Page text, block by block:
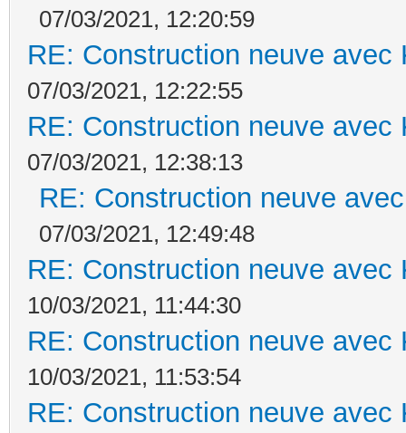
07/03/2021, 12:20:59
RE: Construction neuve avec
07/03/2021, 12:22:55
RE: Construction neuve avec
07/03/2021, 12:38:13
RE: Construction neuve
07/03/2021, 12:49:48
RE: Construction neuve avec
10/03/2021, 11:44:30
RE: Construction neuve avec
10/03/2021, 11:53:54
RE: Construction neuve avec